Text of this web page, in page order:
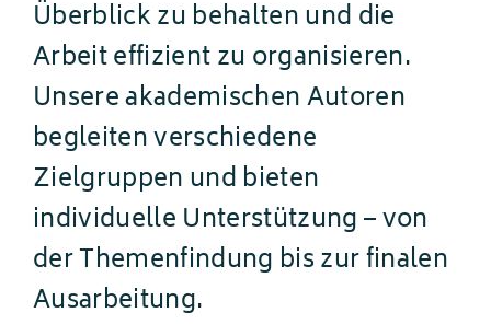
Überblick zu behalten und die
Arbeit effizient zu organisieren.
Unsere akademischen Autoren
begleiten verschiedene
Zielgruppen und bieten
individuelle Unterstützung – von
der Themenfindung bis zur finalen
Ausarbeitung.